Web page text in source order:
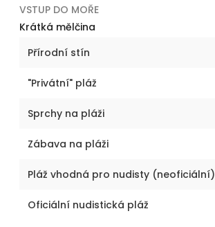
VSTUP DO MOŘE
Krátká mělčina
Přírodní stín
"Privátní" pláž
Sprchy na pláži
Zábava na pláži
Pláž vhodná pro nudisty (neoficiální)
Oficiální nudistická pláž